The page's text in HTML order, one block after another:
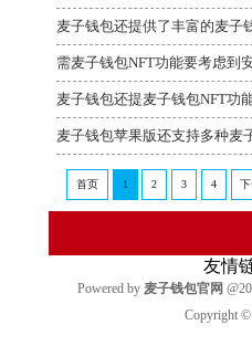
麦子钱包还提供了丰富的麦子
需麦子钱包NFT功能要考虑到
麦子钱包还提麦子钱包NFT功
麦子钱包苹果版还支持多种麦
首页 1 2 3 4
友情
Powered by 麦子钱包官网
Copyright ©